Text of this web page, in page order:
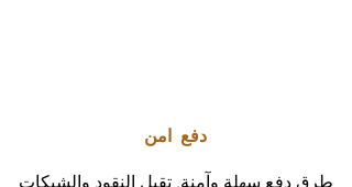
دفع امن
طرق دفع سهلة وآمنة. تقبل النقود والشيكات